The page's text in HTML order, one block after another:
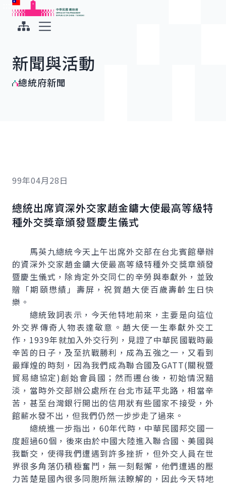
跳到主要內容
中華民國總統府
新聞與活動
總統府新聞
99年04月28日
總統出席資深外交家趙金鏞大使最高等級特
種外交獎章頒發暨慶生儀式
馬英九總統今天上午出席外交部在台北賓館舉辦
的資深外交家趙金鏞大使最高等級特種外交獎章頒發
暨慶生儀式，除肯定外交同仁的辛勞與奉獻外，並致
贈「期頤懋績」壽屏，祝賀趙大使百歲壽齡生日快
樂。
總統致詞表示，今天他特地前來，主要是向這位
外交界傳奇人物表達敬意。趙大使一生奉獻外交工
作，1939年就加入外交行列，見證了中華民國戰時最
辛苦的日子，及至抗戰勝利，成為五強之一，又看到
最輝煌的時刻，因為我們成為聯合國及GATT(關稅暨
貿易總協定)創始會員國；然而遷台後，初始情況黯
淡，當時外交部辦公處所在台北市延平北路，相當辛
苦，甚至台灣銀行開出的信用狀有些國家不接受，外
館薪水發不出，但我們仍然一步步走了過來。
總統進一步指出，60年代時，中華民國邦交國一
度超過60個，後來由於中國大陸進入聯合國、美國與
我斷交，使得我們遭遇到許多挫折，但外交人員在世
界很多角落仍積極奮鬥，無一刻鬆懈，他們遭遇的壓
力苦楚是國內很多同胞所無法瞭解的，因此今天特地